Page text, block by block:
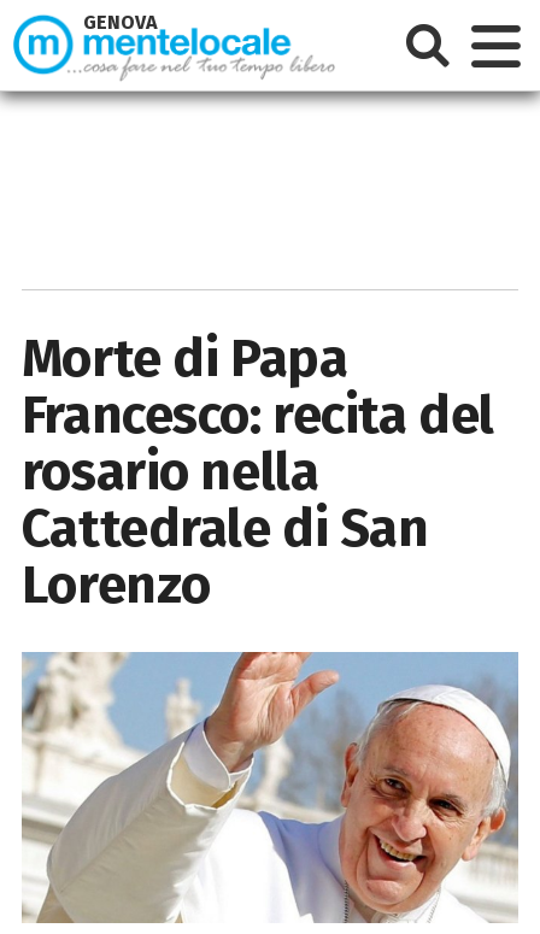
Morte di Papa
Francesco: recita del
rosario nella
Cattedrale di San
Lorenzo
GENOVA